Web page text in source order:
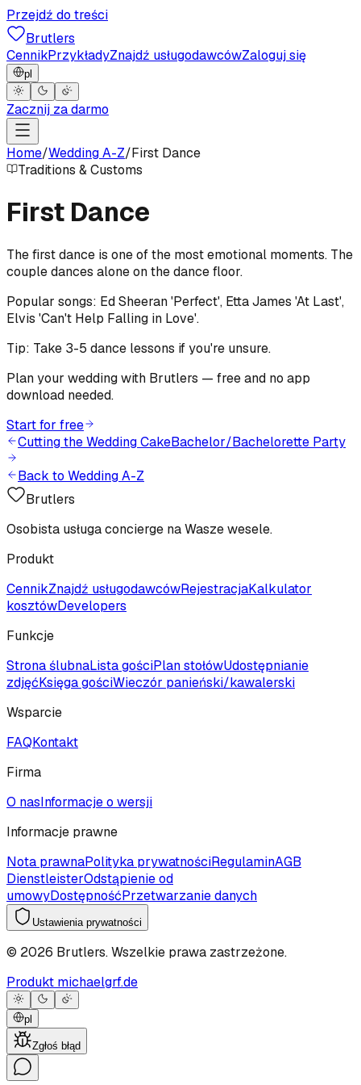
Przejdź do treści
Brutlers
CennikPrzykładyZnajdź usługodawcówZaloguj się
pl
Zacznij za darmo
Home/Wedding A-Z/First Dance
Traditions & Customs
First Dance
The first dance is one of the most emotional moments. The
couple dances alone on the dance floor.
Popular songs: Ed Sheeran 'Perfect', Etta James 'At Last',
Elvis 'Can't Help Falling in Love'.
Tip: Take 3-5 dance lessons if you're unsure.
Plan your wedding with Brutlers — free and no app
download needed.
Start for free
Cutting the Wedding CakeBachelor/Bachelorette Party
Back to Wedding A-Z
Brutlers
Osobista usługa concierge na Wasze wesele.
Produkt
CennikZnajdź usługodawcówRejestracjaKalkulator
kosztówDevelopers
Funkcje
Strona ślubnaLista gościPlan stołówUdostępnianie
zdjęćKsięga gościWieczór panieński/kawalerski
Wsparcie
FAQKontakt
Firma
O nasInformacje o wersji
Informacje prawne
Nota prawnaPolityka prywatnościRegulaminAGB
DienstleisterOdstąpienie od
umowyDostępnośćPrzetwarzanie danych
Ustawienia prywatności
© 2026 Brutlers.Wszelkie prawa zastrzeżone.
Produkt michaelgrf.de
pl
Zgłoś błąd